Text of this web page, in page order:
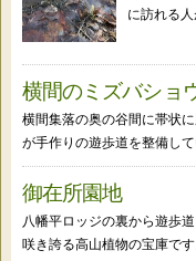
に訪れる人
横間のミズバショ
横間集落の奥の谷間に帯状
が手作りの遊歩道を整備し
御在所園地
八幡平ロッジの裏から遊歩
咲き誇る高山植物の宝庫で